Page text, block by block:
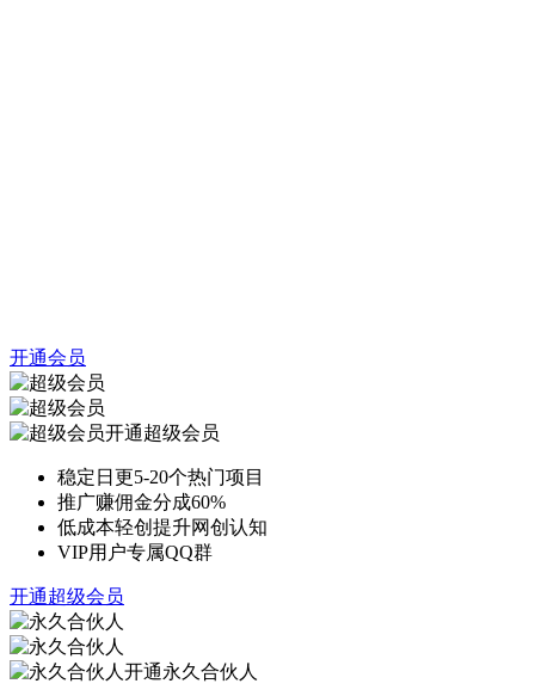
开通会员
开通超级会员
稳定日更5-20个热门项目
推广赚佣金分成60%
低成本轻创提升网创认知
VIP用户专属QQ群
开通超级会员
开通永久合伙人